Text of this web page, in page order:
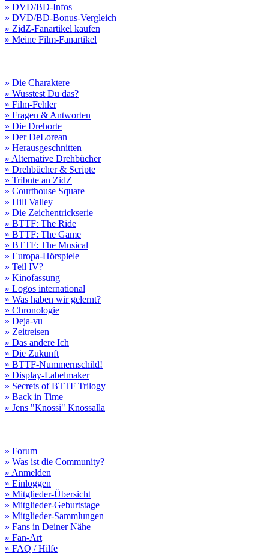
» DVD/BD-Infos
» DVD/BD-Bonus-Vergleich
» ZidZ-Fanartikel kaufen
» Meine Film-Fanartikel
» Die Charaktere
» Wusstest Du das?
» Film-Fehler
» Fragen & Antworten
» Die Drehorte
» Der DeLorean
» Herausgeschnitten
» Alternative Drehbücher
» Drehbücher & Scripte
» Tribute an ZidZ
» Courthouse Square
» Hill Valley
» Die Zeichentrickserie
» BTTF: The Ride
» BTTF: The Game
» BTTF: The Musical
» Europa-Hörspiele
» Teil IV?
» Kinofassung
» Logos international
» Was haben wir gelernt?
» Chronologie
» Deja-vu
» Zeitreisen
» Das andere Ich
» Die Zukunft
» BTTF-Nummernschild!
» Display-Labelmaker
» Secrets of BTTF Trilogy
» Back in Time
» Jens "Knossi" Knossalla
» Forum
» Was ist die Community?
» Anmelden
» Einloggen
» Mitglieder-Übersicht
» Mitglieder-Geburtstage
» Mitglieder-Sammlungen
» Fans in Deiner Nähe
» Fan-Art
» FAQ / Hilfe